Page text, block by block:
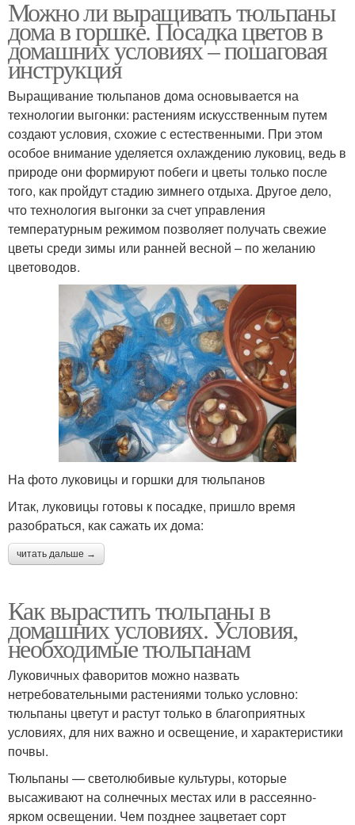
Можно ли выращивать тюльпаны
дома в горшке. Посадка цветов в
домашних условиях – пошаговая
инструкция
Выращивание тюльпанов дома основывается на
технологии выгонки: растениям искусственным путем
создают условия, схожие с естественными. При этом
особое внимание уделяется охлаждению луковиц, ведь в
природе они формируют побеги и цветы только после
того, как пройдут стадию зимнего отдыха. Другое дело,
что технология выгонки за счет управления
температурным режимом позволяет получать свежие
цветы среди зимы или ранней весной – по желанию
цветоводов.
На фото луковицы и горшки для тюльпанов
Итак, луковицы готовы к посадке, пришло время
разобраться, как сажать их дома:
читать дальше →
Как вырастить тюльпаны в
домашних условиях. Условия,
необходимые тюльпанам
Луковичных фаворитов можно назвать
нетребовательными растениями только условно:
тюльпаны цветут и растут только в благоприятных
условиях, для них важно и освещение, и характеристики
почвы.
Тюльпаны — светолюбивые культуры, которые
высаживают на солнечных местах или в рассеянно-
ярком освещении. Чем позднее зацветает сорт